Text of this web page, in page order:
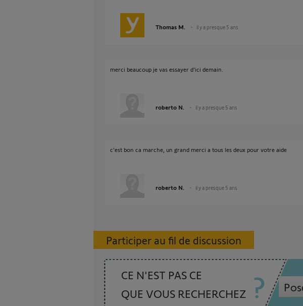
Thomas M. il y a presque 5 ans
merci beaucoup je vas essayer d'ici demain.
roberto N. il y a presque 5 ans
c'est bon ca marche, un grand merci a tous les deux pour votre aide
roberto N. il y a presque 5 ans
Participer au fil de discussion
CE N'EST PAS CE
QUE VOUS RECHERCHEZ